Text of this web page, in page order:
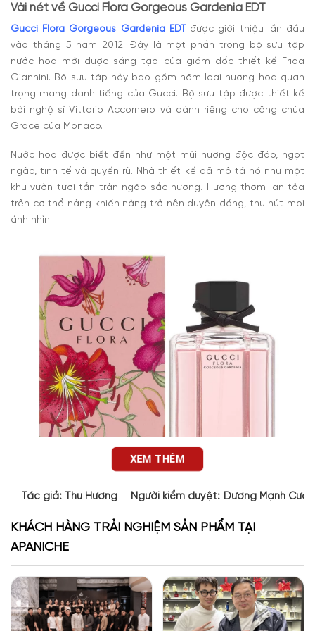
Vài nét về Gucci Flora Gorgeous Gardenia EDT
Gucci Flora Gorgeous Gardenia EDT được giới thiệu lần đầu
vào tháng 5 năm 2012. Đây là một phần trong bộ sưu tập
nước hoa mới được sáng tạo của giám đốc thiết kế Frida
Giannini. Bộ sưu tập này bao gồm năm loại hương hoa quan
trọng mang danh tiếng của Gucci. Bộ sưu tập được thiết kế
bởi nghệ sĩ Vittorio Accornero và dành riêng cho công chúa
Grace của Monaco.
Nước hoa được biết đến như một mùi hương độc đáo, ngọt
ngào, tinh tế và quyến rũ. Nhà thiết kế đã mô tả nó như một
khu vườn tươi tắn tràn ngập sắc hương. Hương thơm lan tỏa
trên cơ thể nàng khiến nàng trở nên duyên dáng, thu hút mọi
ánh nhìn.
Flora Gorgeous Gardenia EDT được thiết kế lục lăng góc cạnh,
với một lớp vỏ màu hồng nhạt quyến rũ bên trong. Thiết kế
này mang sự đối lập hấp dẫn, khi bề ngoài gai góc và mạnh
mẽ nhưng thực chất lại ẩn chứa một nội tâm mềm mỏng. Nó
XEM THÊM
Tác giả: Thu Hương Người kiểm duyệt: Dương Mạnh
KHÁCH HÀNG TRẢI NGHIỆM SẢN PHẨM TẠI
APANICHE